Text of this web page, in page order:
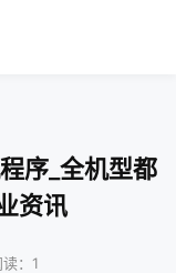
序_全机型都
资讯
：1